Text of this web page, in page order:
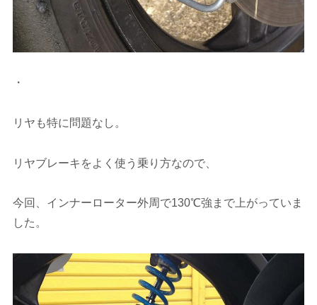
・
リヤも特に問題なし。
リヤブレーキをよく使う乗り方なので、
今回、インナーローター外周で130℃強まで上がっていま
した。